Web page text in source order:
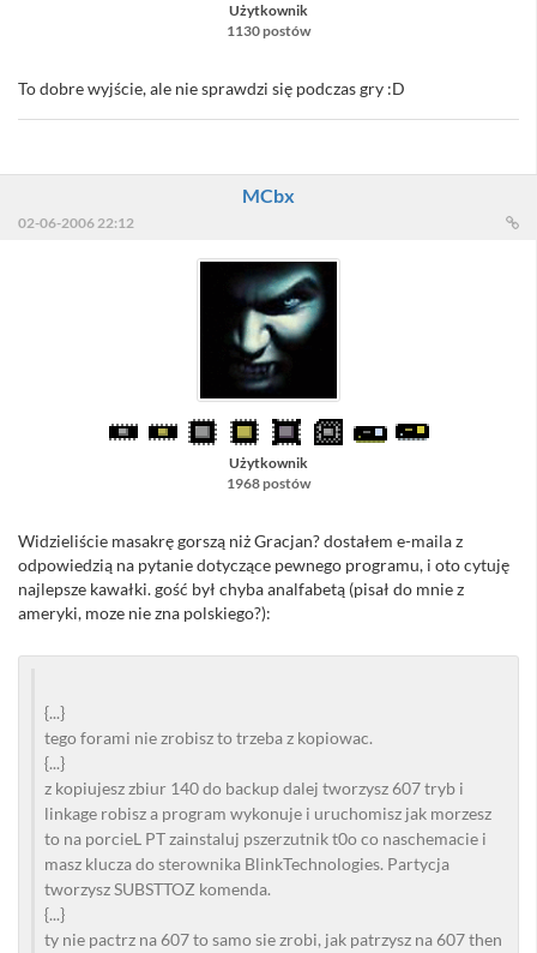
Użytkownik
1130 postów
To dobre wyjście, ale nie sprawdzi się podczas gry :D
MCbx
02-06-2006 22:12
Użytkownik
1968 postów
Widzieliście masakrę gorszą niż Gracjan? dostałem e-maila z
odpowiedzią na pytanie dotyczące pewnego programu, i oto cytuję
najlepsze kawałki. gość był chyba analfabetą (pisał do mnie z
ameryki, moze nie zna polskiego?):
{...}
tego forami nie zrobisz to trzeba z kopiowac.
{...}
z kopiujesz zbiur 140 do backup dalej tworzysz 607 tryb i
linkage robisz a program wykonuje i uruchomisz jak morzesz
to na porcieL PT zainstaluj pszerzutnik t0o co naschemacie i
masz klucza do sterownika BlinkTechnologies. Partycja
tworzysz SUBSTTOZ komenda.
{...}
ty nie pactrz na 607 to samo sie zrobi, jak patrzysz na 607 then